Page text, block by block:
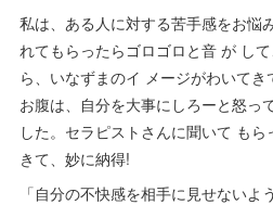
私は、ある人に対する苦手感をお悩
れてもらったらゴロゴロと音 が し
ら、いなずまのイ メージがわいてき
お腹は、自分を大事にしろーと怒っ
した。セラピストさんに聞いて も
きて、妙に納得!
「自分の不快感を相手に見せない